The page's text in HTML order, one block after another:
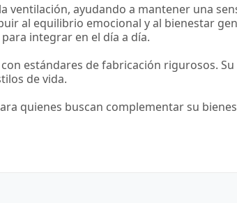
ayudando a mantener una
al equilibrio emocional y al bienestar
integrar en el día a día.
estándares de fabricación rigurosos.
de vida.
quienes buscan complementar su